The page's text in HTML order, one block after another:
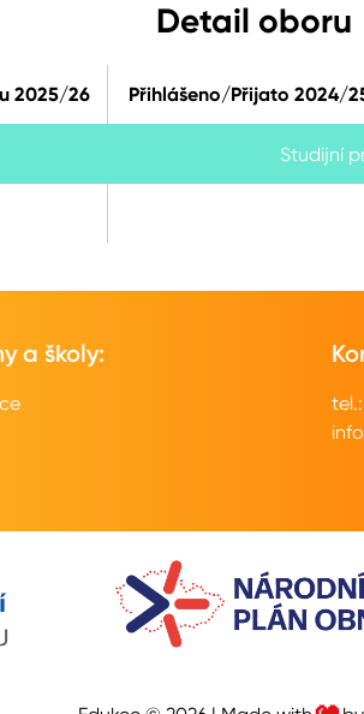
Detail oboru
2025/26 Přihlášeno/Přijato 2024/
Studijní
a školy: